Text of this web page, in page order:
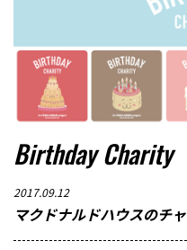
プ
寄
Birthday Charity
2017.09.12
マクドナルドハウスのチ